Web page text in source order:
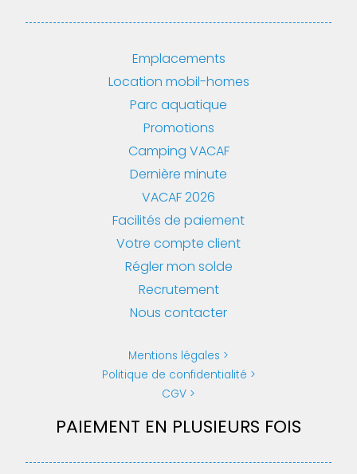
Emplacements
Location mobil-homes
Parc aquatique
Promotions
Camping VACAF
Dernière minute
VACAF 2026
Facilités de paiement
Votre compte client
Régler mon solde
Recrutement
Nous contacter
Mentions légales
Politique de confidentialité
CGV
PAIEMENT EN PLUSIEURS FOIS